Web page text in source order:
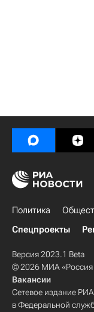
Политика
Спецпроекты
Версия 2023.1 Beta
© 2026 МИА «Россия
Вакансии
Сетевое издание
в Федеральной